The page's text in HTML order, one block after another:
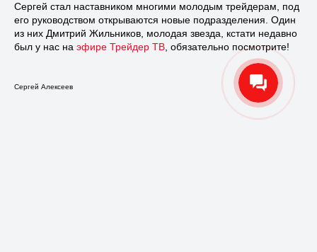
Сергей стал наставником многими молодым трейдерам, под
его руководством открываются новые подразделения. Один
из них Дмитрий Жильников, молодая звезда, кстати недавно
был у нас на эфире Трейдер ТВ , обязательно посмотрите!
Сергей Алексеев